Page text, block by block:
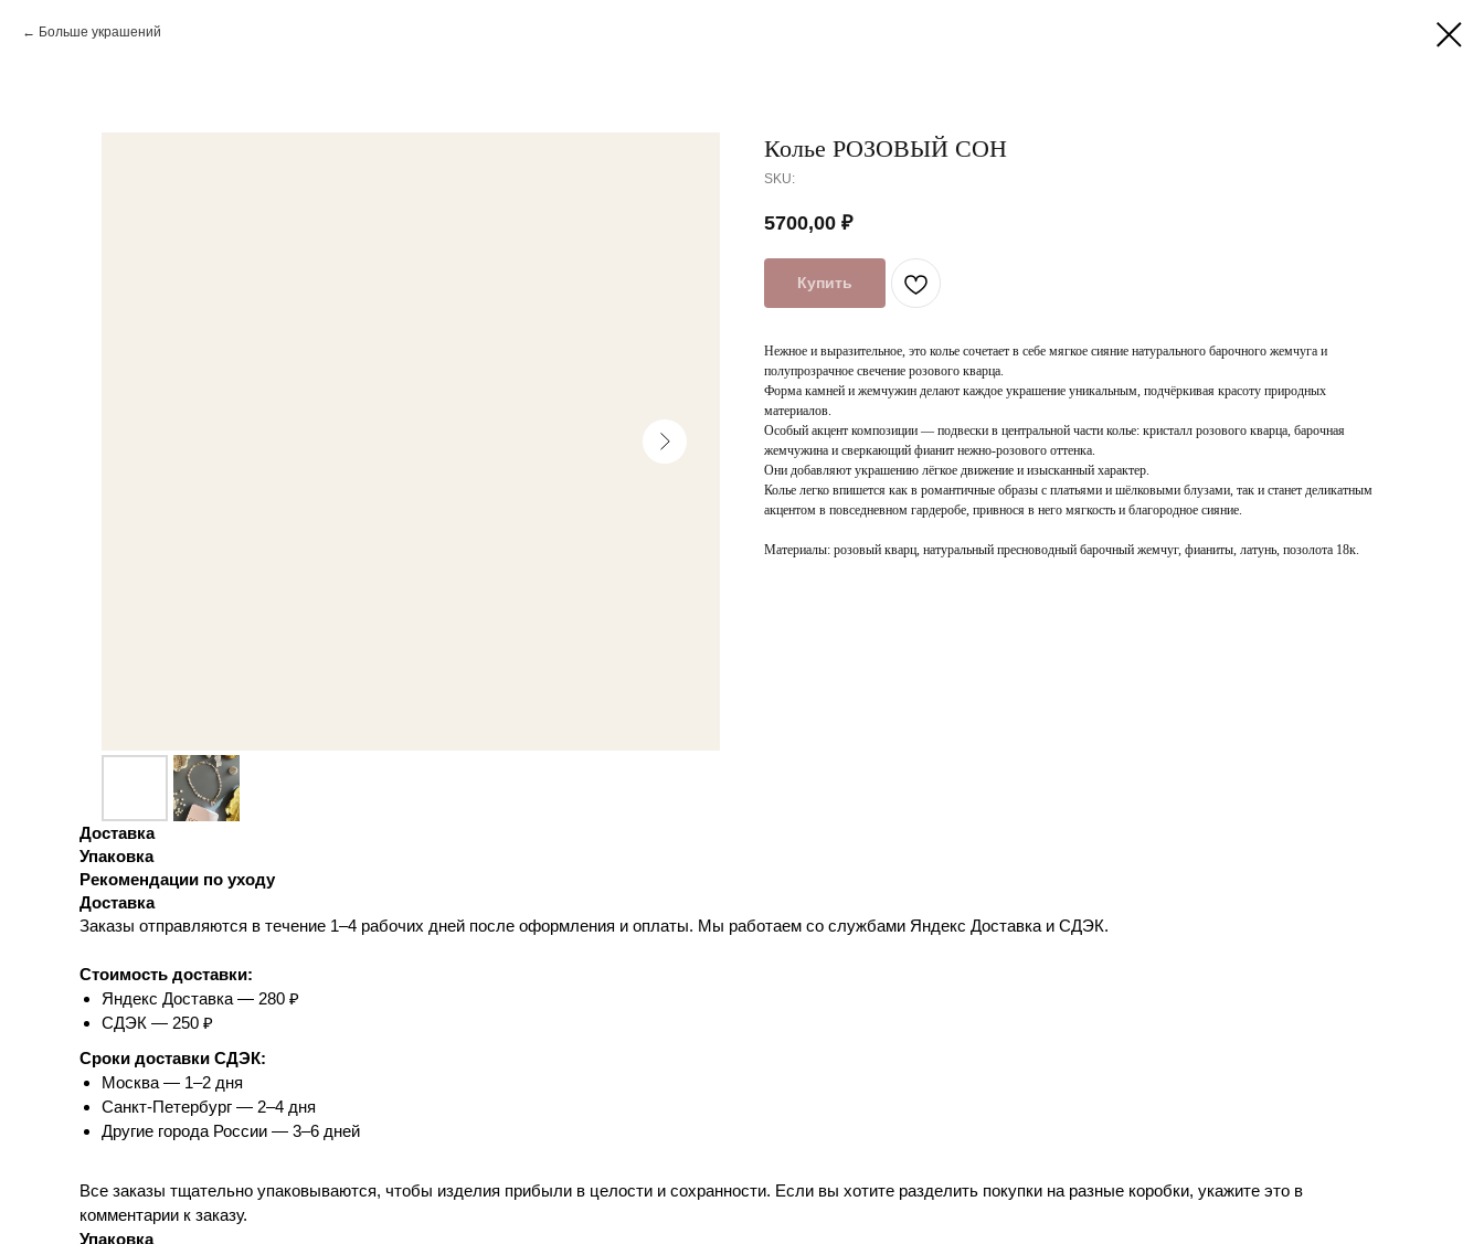
Больше украшений
Колье РОЗОВЫЙ СОН
SKU:
5700,00 ₽
Купить
Нежное и выразительное, это колье сочетает в себе мягкое сияние натурального барочного жемчуга и
полупрозрачное свечение розового кварца.
Форма камней и жемчужин делают каждое украшение уникальным, подчёркивая красоту природных
материалов.
Особый акцент композиции — подвески в центральной части колье: кристалл розового кварца, барочная
жемчужина и сверкающий фианит нежно-розового оттенка.
Они добавляют украшению лёгкое движение и изысканный характер.
Колье легко впишется как в романтичные образы с платьями и шёлковыми блузами, так и станет деликатным
акцентом в повседневном гардеробе, привнося в него мягкость и благородное сияние.
Материалы: розовый кварц, натуральный пресноводный барочный жемчуг, фианиты, латунь, позолота 18к.
Доставка
Упаковка
Рекомендации по уходу
Доставка
Заказы отправляются в течение 1–4 рабочих дней после оформления и оплаты. Мы работаем со службами Яндекс Доставка и СДЭК.
Стоимость доставки:
Яндекс Доставка — 280 ₽
СДЭК — 250 ₽
Сроки доставки СДЭК:
Москва — 1–2 дня
Санкт-Петербург — 2–4 дня
Другие города России — 3–6 дней
Все заказы тщательно упаковываются, чтобы изделия прибыли в целости и сохранности. Если вы хотите разделить покупки на разные коробки, укажите это в
комментарии к заказу.
Упаковка